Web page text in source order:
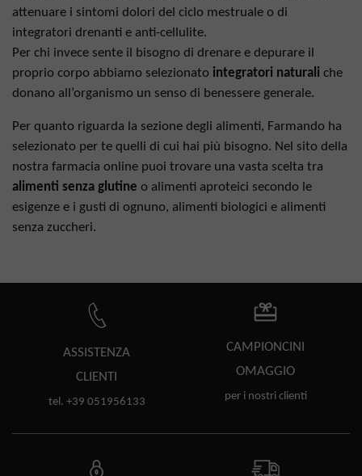
attenuare i sintomi dolori del ciclo mestruale o di
integratori drenanti e anti-cellulite.
Per chi invece sente il bisogno di drenare e depurare il
proprio corpo abbiamo selezionato integratori naturali che
donano all’organismo un senso di benessere generale.
Per quanto riguarda la sezione degli alimenti, Farmando ha
selezionato per te quelli di cui hai più bisogno. Nel sito della
nostra farmacia online puoi trovare una vasta scelta tra
alimenti senza glutine o alimenti aproteici secondo le
esigenze e i gusti di ognuno, alimenti biologici e alimenti
senza zuccheri.
ASSISTENZA
CLIENTI
tel. +39 051956133
CAMPIONCINI
OMAGGIO
per i nostri clienti